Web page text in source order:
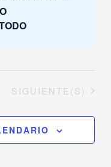
EVENTOS
SIGUIENTE(S)